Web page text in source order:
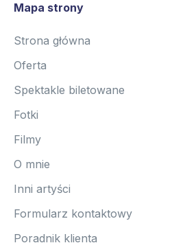
Mapa strony
Strona główna
Oferta
Spektakle biletowane
Fotki
Filmy
O mnie
Inni artyści
Formularz kontaktowy
Poradnik klienta